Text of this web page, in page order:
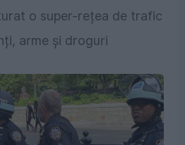
o super-rețea de trafic
arme și droguri